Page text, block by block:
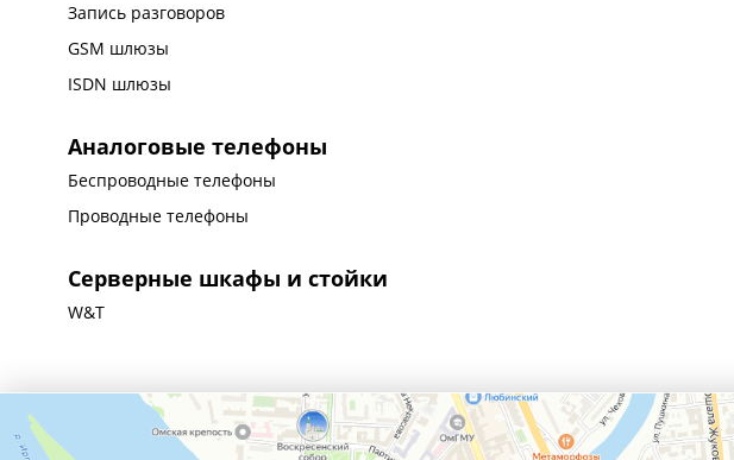
Запись разговоров
GSM шлюзы
ISDN шлюзы
Аналоговые телефоны
Беспроводные телефоны
Проводные телефоны
Серверные шкафы и стойки
W&T